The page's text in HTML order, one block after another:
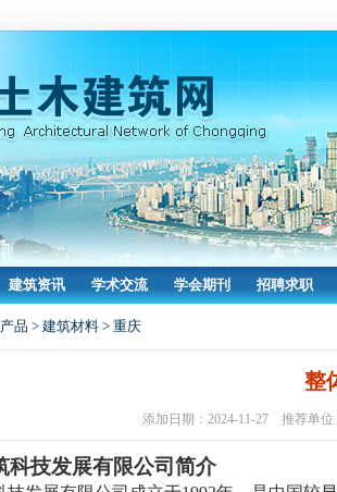
建筑资讯 学术交流 学会期刊 招聘求职
品 > 建筑材料 > 重庆
整
添加日期：2024-11-27 推荐单
科技发展有限公司简介